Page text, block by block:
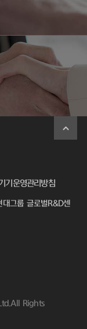
기운영관리방침
그룹 글로벌R&D센
Rights